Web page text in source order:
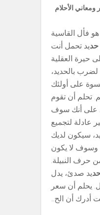
ومعاني الأحلام
فأل القاسية
حديد تحمل أنت
حيرة العقلية
لضرب بالحديد،
على أولئك
تحلم أن تقوم
على أنك سوف
عادلة لتجميع
سيكون لديك
وسوف لا يكون
حرف النبيلة.
يد صدئ، يدل
يحلم أن سعر
أدرك أن الح…